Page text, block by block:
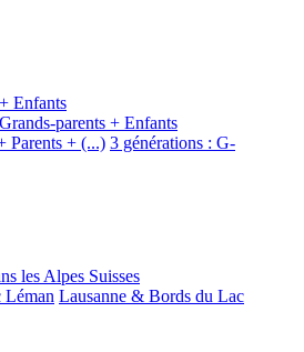
Enfants
Grands-parents + Enfants
Parents + (...) 3 générations : G-
les Alpes Suisses
Léman Lausanne & Bords du Lac